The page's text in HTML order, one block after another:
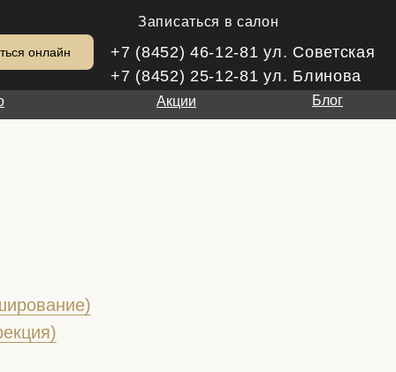
Акции Блог
онлайн +7 (8452) 46-12-81 ул. Советская
+7 (8452) 25-12-81 ул. Блинова
Записаться в салон